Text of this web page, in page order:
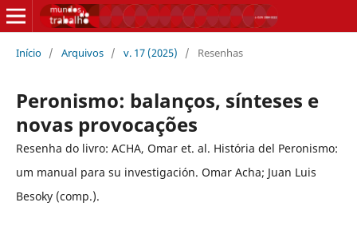
Início / Arquivos / v. 17 (2025) / Resenhas
Peronismo: balanços, sínteses e
novas provocações
Resenha do livro: ACHA, Omar et. al. História del Peronismo:
um manual para su investigación. Omar Acha; Juan Luis
Besoky (comp.).